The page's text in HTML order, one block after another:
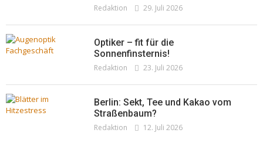
Redaktion 29. Juli 2026
Optiker – fit für die
Sonnenfinsternis!
Redaktion 23. Juli 2026
Berlin: Sekt, Tee und Kakao vom
Straßenbaum?
Redaktion 12. Juli 2026